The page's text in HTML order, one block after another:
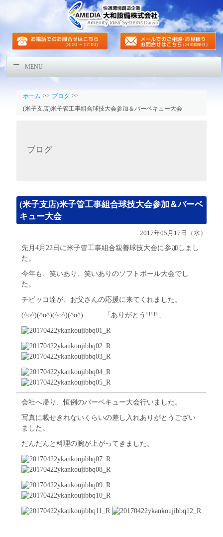
MENU
ホーム >> ブログ >>
(米子支店)米子管工事組合球技大会参加＆バーベキュー大会
ブログ
(米子支店)米子管工事組合球技大会参加＆バーベ
キュー大会
2017年05月17日（水）
先月4月22日に米子管工事組合親善球技大会に参加しまし
た。
今年も、笑いあり、笑いありのソフトボール大会でし
た。
チビッコ達が、お父さんの応援に来てくれました。
(^o^)(^o^)(^o^)(^o^) 「ありがとう!!!!!」
会社へ帰り、恒例のバーベキュー大会行いました。
写真に載せきれないくらいの差し入れありがとうござい
ました。
だんだんと料理の腕が上がってきました。